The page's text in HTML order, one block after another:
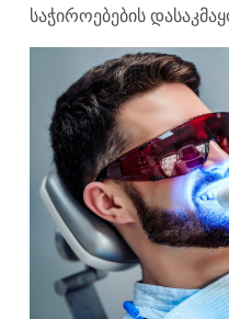
საჭიროებების